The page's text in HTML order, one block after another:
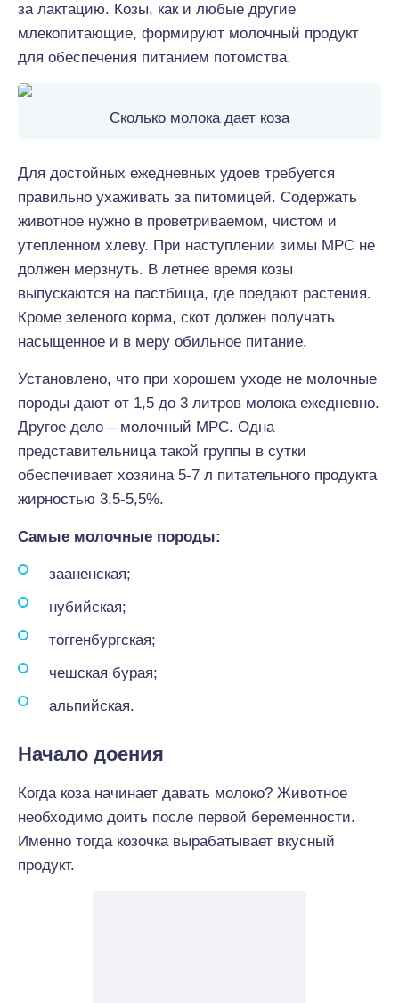
за лактацию. Козы, как и любые другие
млекопитающие, формируют молочный продукт
для обеспечения питанием потомства.
Сколько молока дает коза
Для достойных ежедневных удоев требуется
правильно ухаживать за питомицей. Содержать
животное нужно в проветриваемом, чистом и
утепленном хлеву. При наступлении зимы МРС не
должен мерзнуть. В летнее время козы
выпускаются на пастбища, где поедают растения.
Кроме зеленого корма, скот должен получать
насыщенное и в меру обильное питание.
Установлено, что при хорошем уходе не молочные
породы дают от 1,5 до 3 литров молока ежедневно.
Другое дело – молочный МРС. Одна
представительница такой группы в сутки
обеспечивает хозяина 5-7 л питательного продукта
жирностью 3,5-5,5%.
Самые молочные породы:
зааненская;
нубийская;
тоггенбургская;
чешская бурая;
альпийская.
Начало доения
Когда коза начинает давать молоко? Животное
необходимо доить после первой беременности.
Именно тогда козочка вырабатывает вкусный
продукт.